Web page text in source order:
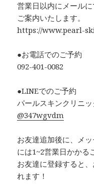
営業日以内にメール
ご案内いたします。
https://www.pearl-
●お電話でのご予約
092-401-0082
●LINEでのご予約
パールスキンクリニ
@347wgvdm
お友達追加後に、メ
には1~2営業日かかる
お友達に登録すると
れます！